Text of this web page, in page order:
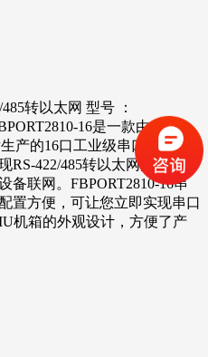
转以太网 型号 ：
16是一款由
产的16口工业级串口设备联
RS-422/485转以太网的通讯功
备联网。FBPORT2810-16串
置方便，可让您立即实现串口
机箱的外观设计，方便了产